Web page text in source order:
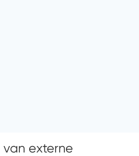
externe